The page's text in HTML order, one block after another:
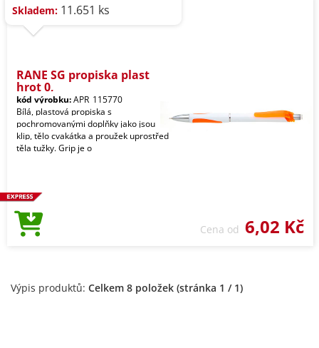
Skladem: 11.651 ks
RANE SG propiska plast
hrot 0,
kód výrobku:APR_115770
Bílá, plastová propiska s
pochromovanými doplňky jako jsou
klip, tělo cvakátka a proužek uprostřed
těla tužky. Grip je o
Cena od 6,02 Kč
Výpis produktů: Celkem 8 položek (stránka 1 / 1)